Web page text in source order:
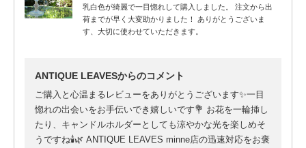
乳白色が綺麗で一目惚れして購入しました。 注文から出
荷までが早く大変助かりました！ ありがとうございま
す、大切に使わせていただきます。
ANTIQUE LEAVESからのコメント
ご購入と心温まるレビューをありがとうございます✨一目
惚れの出会いをお手伝いでき嬉しいです💐 お花を一輪挿し
たり、キャンドルホルダーとしても涼やかな光を楽しめそ
うですね🕯️🌿 ANTIQUE LEAVES minne店の迅速対応をお褒